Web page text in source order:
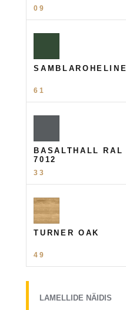
09
SAMBLAROHELINE
61
BASALTHALL RAL
7012
33
TURNER OAK
49
LAMELLIDE NÄIDIS